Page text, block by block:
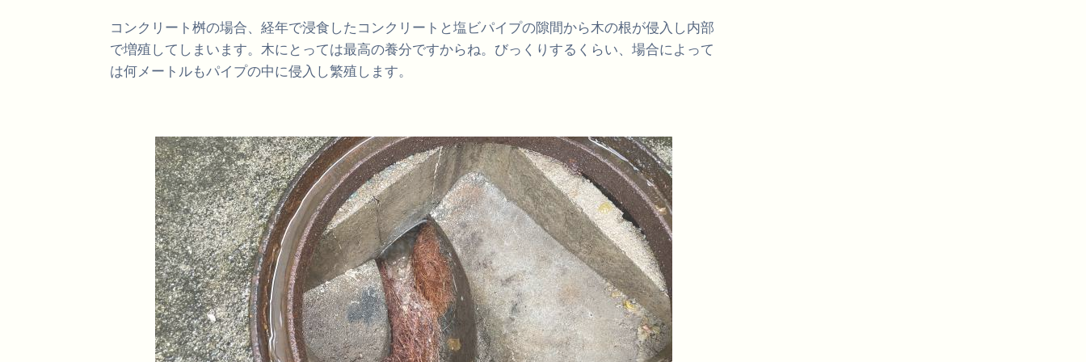
コンクリート桝の場合、経年で浸食したコンクリートと塩ビパイプの隙間から木の根が侵入し内部
で増殖してしまいます。木にとっては最高の養分ですからね。びっくりするくらい、場合によって
は何メートルもパイプの中に侵入し繁殖します。